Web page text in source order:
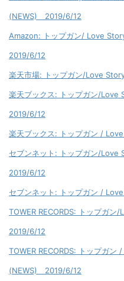
Amazon: トップガン / Love
(NEWS) 2019/6/12
Amazon: Love Story / トップガ
(NEWS) 2019/6/12
Amazon: トップガン/ Love
2019/6/12
楽天市場: トップガン/Love
楽天ブックス: トップガン/
2019/6/12
楽天ブックス: トップガン /
セブンネット: トップガン/
2019/6/12
セブンネット: トップガン /
TOWER RECORDS: トップガ